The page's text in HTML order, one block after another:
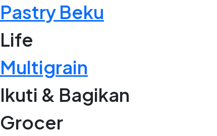
Pastry Beku
Life
Multigrain
Ikuti & Bagikan
Grocer